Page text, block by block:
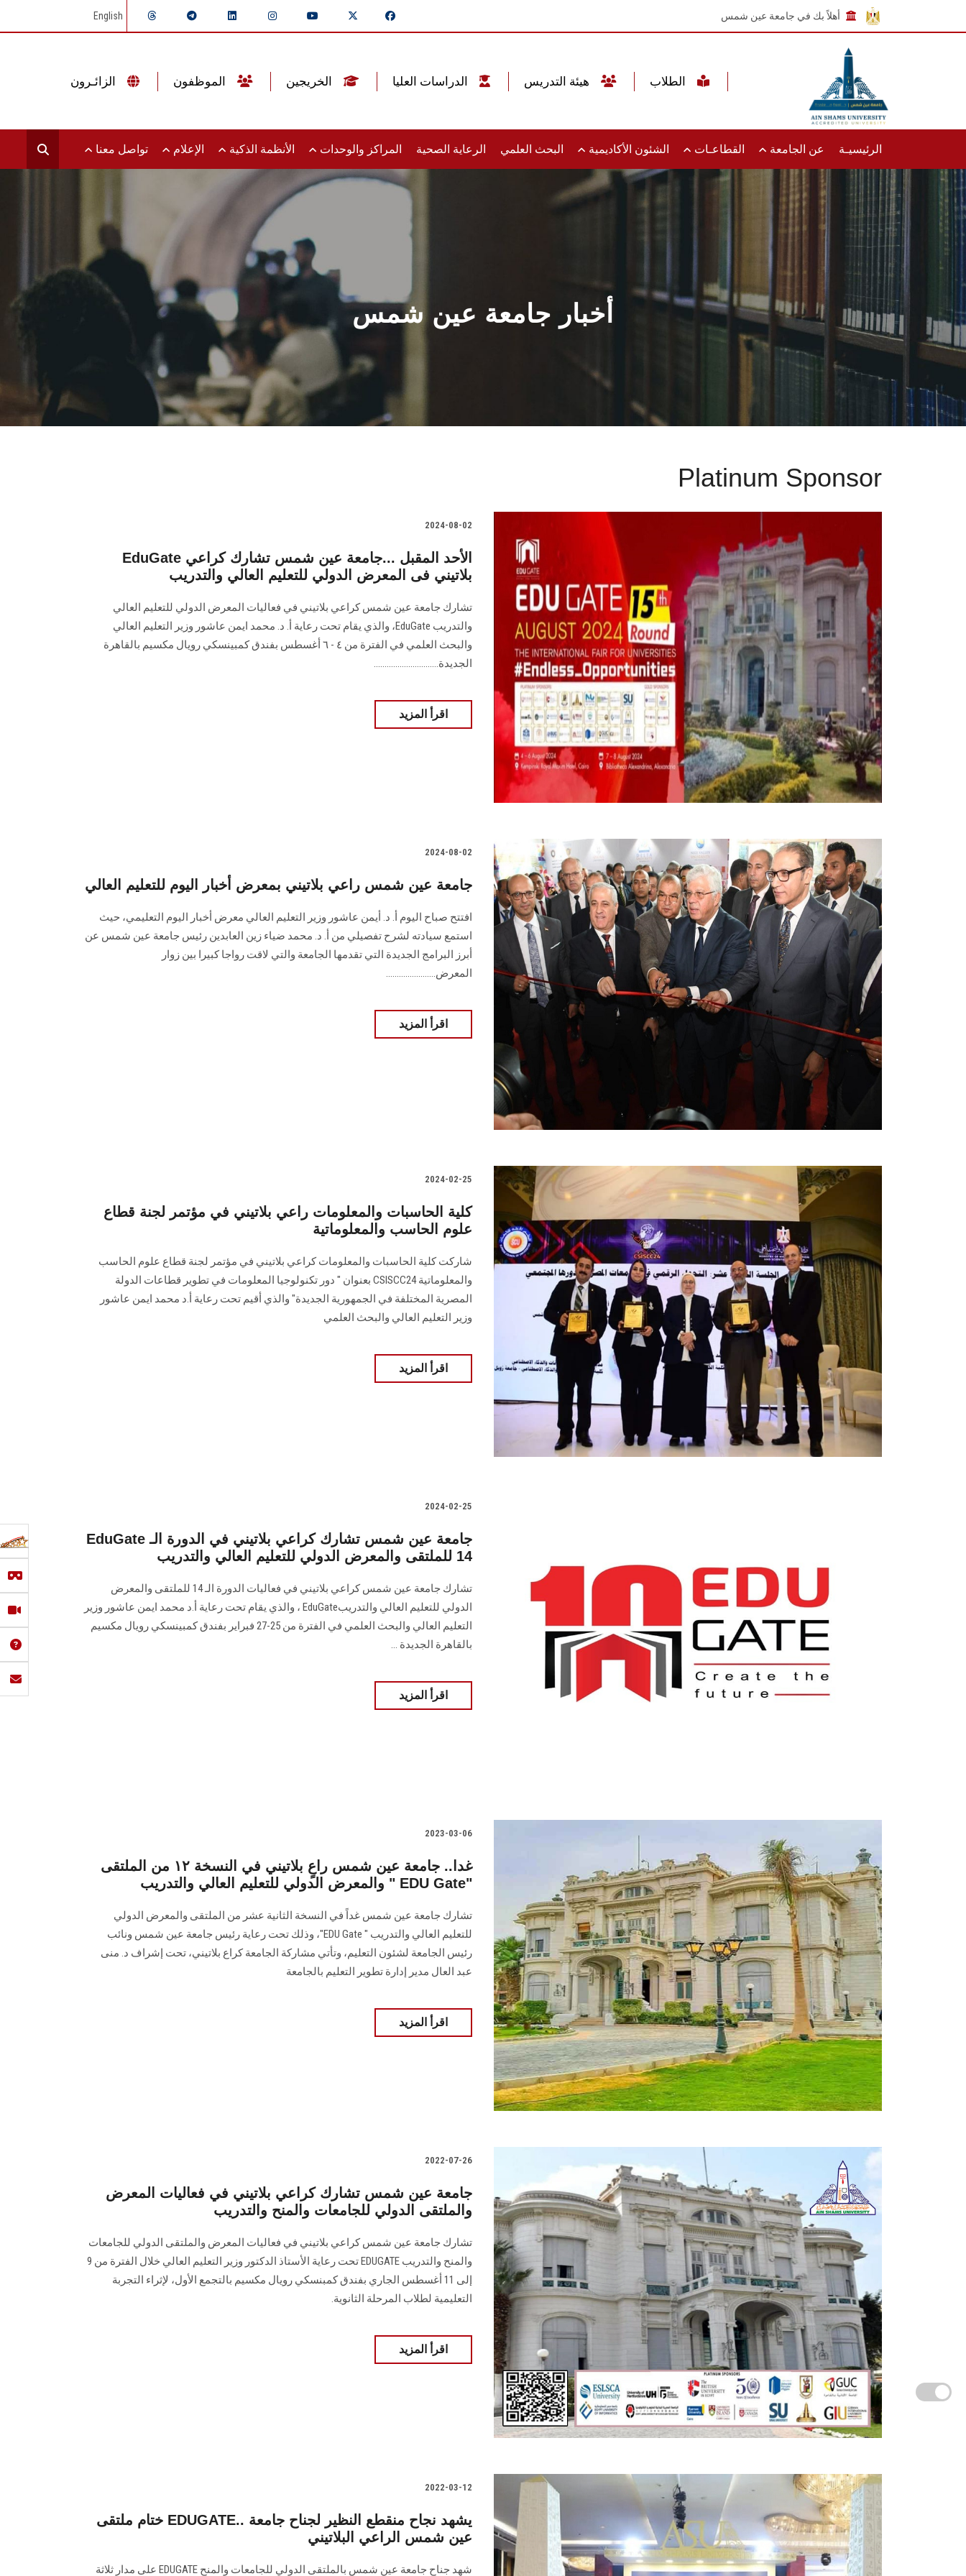
أهلاً بك في جامعة عين شمس English
الرئيسيـة عن الجامعة القطاعـات الشئون الأكاديمية البحث العلمي الرعاية الصحية المراكز والوحدات الأنظمة الذكية الإعلام تواصل معنا
أخبار جامعة عين شمس
Platinum Sponsor
2024-08-02
EduGate الأحد المقبل ...جامعة عين شمس تشارك كراعي
بلاتيني فى المعرض الدولي للتعليم العالي والتدريب
تشارك جامعة عين شمس كراعي بلاتيني في فعاليات المعرض الدولي للتعليم العالي
والتدريب EduGate، والذي يقام تحت رعاية أ. د. محمد ايمن عاشور وزير التعليم العالي
والبحث العلمي في الفترة من ٤ - ٦ أغسطس بفندق كمبينسكي رويال مكسيم بالقاهرة
الجديدة..............................
اقرأ المزيد
2024-08-02
جامعة عين شمس راعي بلاتيني بمعرض أخبار اليوم للتعليم العالي
افتتح صباح اليوم أ. د. أيمن عاشور وزير التعليم العالي معرض أخبار اليوم التعليمي، حيث
استمع سيادته لشرح تفصيلي من أ. د. محمد ضياء زين العابدين رئيس جامعة عين شمس عن
أبرز البرامج الجديدة التي تقدمها الجامعة والتي لاقت رواجا كبيرا بين زوار
المعرض.......................
اقرأ المزيد
2024-02-25
كلية الحاسبات والمعلومات راعي بلاتيني في مؤتمر لجنة قطاع
علوم الحاسب والمعلوماتية
شاركت كلية الحاسبات والمعلومات كراعي بلاتيني في مؤتمر لجنة قطاع علوم الحاسب
‏والمعلوماتية‎ CSISCC24 ‎بعنوان " دور تكنولوجيا المعلومات في تطوير قطاعات الدولة
‏المصرية المختلفة في الجمهورية الجديدة" والذي أقيم تحت رعاية أ.د محمد ايمن عاشور
وزير ‏التعليم العالي والبحث العلمي‏
اقرأ المزيد
2024-02-25
EduGate جامعة عين شمس تشارك كراعي بلاتيني في الدورة الـ
14 للملتقى والمعرض الدولي للتعليم العالي والتدريب
تشارك جامعة عين شمس كراعي بلاتيني في فعاليات الدورة الـ 14 للملتقى والمعرض
الدولي ‏للتعليم العالي والتدريب‎ EduGate، والذي يقام تحت رعاية أ.د محمد ايمن عاشور وزير
التعليم ‏العالي والبحث العلمي في الفترة من 25-27 فبراير بفندق كمبينسكي رويال مكسيم
بالقاهرة ‏الجديدة ...
اقرأ المزيد
2023-03-06
غدا.. جامعة عين شمس راعٍ بلاتيني في النسخة ١٢ من الملتقى
والمعرض الدولي للتعليم العالي والتدريب " EDU Gate"
تشارك جامعة عين شمس غداً في النسخة الثانية عشر من الملتقى والمعرض الدولي
للتعليم العالي والتدريب " EDU Gate"، وذلك تحت رعاية رئيس جامعة عين شمس ونائب
رئيس الجامعة لشئون التعليم، وتأتي مشاركة الجامعة كراع بلاتيني، تحت إشراف د. منى
عبد العال مدير إدارة تطوير التعليم بالجامعة
اقرأ المزيد
2022-07-26
جامعة عين شمس تشارك كراعي بلاتيني في فعاليات المعرض
والملتقى الدولي للجامعات والمنح والتدريب
تشارك جامعة عين شمس كراعي بلاتيني في فعاليات المعرض والملتقى الدولي للجامعات
والمنح والتدريب EDUGATE تحت رعاية الأستاذ الدكتور وزير التعليم العالي خلال الفترة من 9
إلى 11 أغسطس الجاري بفندق كمبنسكي رويال مكسيم بالتجمع الأول، لإثراء التجربة
التعليمية لطلاب المرحلة الثانوية.
اقرأ المزيد
2022-03-12
ختام ملتقى EDUGATE.. يشهد نجاح منقطع النظير لجناح جامعة
عين شمس الراعي البلاتيني
شهد جناح جامعة عين شمس بالملتقى الدولي للجامعات والمنح EDUGATE على مدار ثلاثة